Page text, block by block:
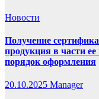
Новости
Получение
продукция в части
порядок оформления
20.10.2025 Manager